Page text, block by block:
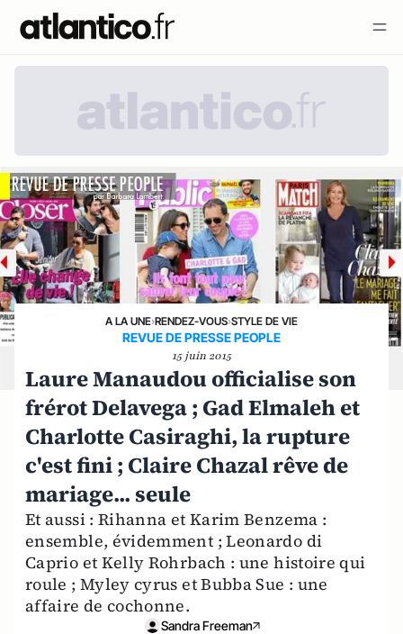
A LA UNE›RENDEZ-VOUS›STYLE DE VIE
REVUE DE PRESSE PEOPLE
15 juin 2015
Laure Manaudou officialise son
frérot Delavega ; Gad Elmaleh et
Charlotte Casiraghi, la rupture
c'est fini ; Claire Chazal rêve de
mariage... seule
Et aussi : Rihanna et Karim Benzema :
ensemble, évidemment ; Leonardo di
Caprio et Kelly Rohrbach : une histoire qui
roule ; Myley cyrus et Bubba Sue : une
affaire de cochonne.
Sandra Freeman